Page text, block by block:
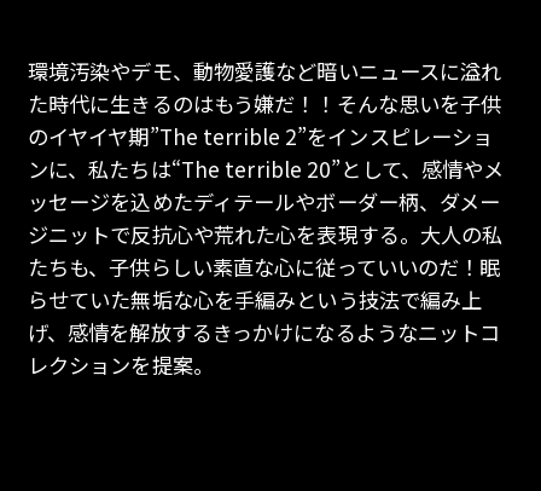
環境汚染やデモ、動物愛護など暗いニュースに溢れ
た時代に生きるのはもう嫌だ！！そんな思いを子供
のイヤイヤ期”The terrible 2”をインスピレーショ
ンに、私たちは“The terrible 20”として、感情やメ
ッセージを込めたディテールやボーダー柄、ダメー
ジニットで反抗心や荒れた心を表現する。大人の私
たちも、子供らしい素直な心に従っていいのだ！眠
らせていた無垢な心を手編みという技法で編み上
げ、感情を解放するきっかけになるようなニットコ
レクションを提案。